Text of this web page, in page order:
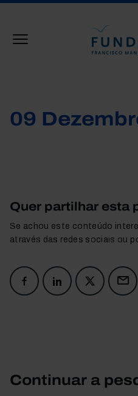
09
Quer partilhar esta
Se achou este conteúdo
através das redes sociais ou
Continuar a